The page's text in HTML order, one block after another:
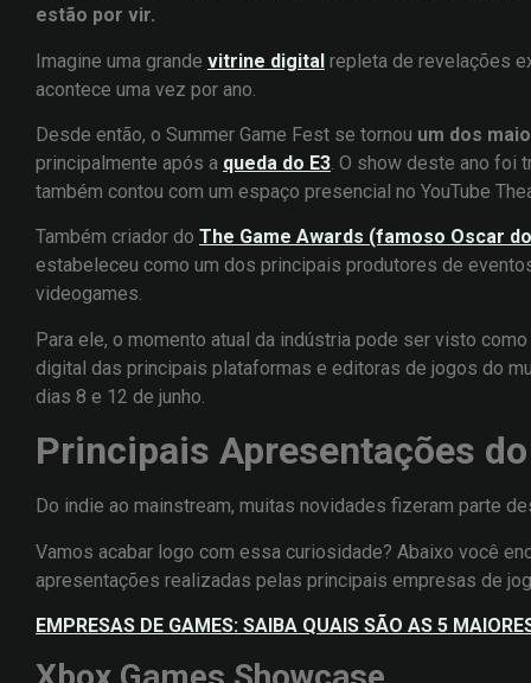
estão por vir.
Imagine uma grande vitrine digital repleta de revelações
acontece uma vez por ano.
Desde então, o Summer Game Fest se tornou um dos
principalmente após a queda do E3. O show deste ano foi
também contou com um espaço presencial no YouTube
Também criador do The Game Awards (famoso Oscar
estabeleceu como um dos principais produtores de
videogames.
Para ele, o momento atual da indústria pode ser visto
digital das principais plataformas e editoras de jogos do
dias 8 e 12 de junho.
Principais Apresentações
Do indie ao mainstream, muitas novidades fizeram parte
Vamos acabar logo com essa curiosidade? Abaixo você
apresentações realizadas pelas principais empresas de
EMPRESAS DE GAMES: SAIBA QUAIS SÃO AS 5